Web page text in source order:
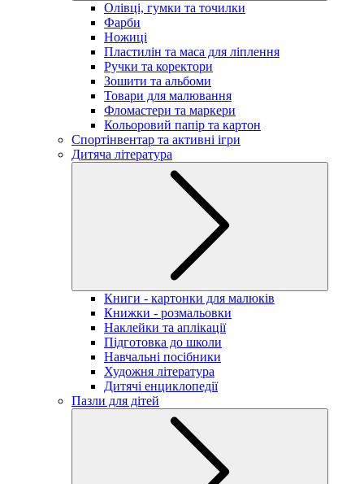
Олівці, гумки та точилки
Фарби
Ножиці
Пластилін та маса для ліплення
Ручки та коректори
Зошити та альбоми
Товари для малювання
Фломастери та маркери
Кольоровий папір та картон
Спортінвентар та активні ігри
Дитяча література
Книги - картонки для малюків
Книжки - розмальовки
Наклейки та аплікації
Підготовка до школи
Навчальні посібники
Художня література
Дитячі енциклопедії
Пазли для дітей